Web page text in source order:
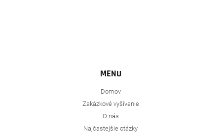
MENU
Domov
Zakázkové vyšívanie
O nás
Najčastejšie otázky